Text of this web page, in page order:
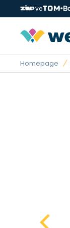
ve
Homepage